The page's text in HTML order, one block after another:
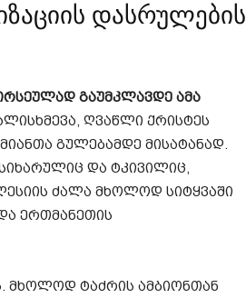
დასრულების
გაუმკლავდე ამა
ღვაწლი ქრისტეს
გულებამდე მისატანად.
და ტკივილიც,
ძალა მხოლოდ სიტყვაში
ერთმანეთის
მხოლოდ ტაძრის ამბიონთან